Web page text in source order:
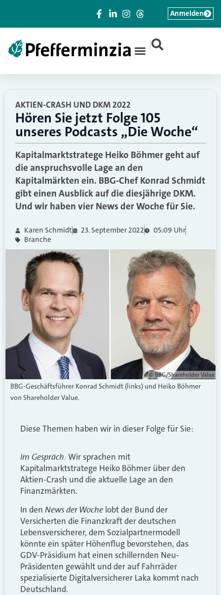
|
Anmelden
AKTIEN-CRASH UND DKM 2022
Hören Sie jetzt Folge 105
unseres Podcasts „Die Woche“
Kapitalmarktstratege Heiko Böhmer geht auf
die anspruchsvolle Lage an den
Kapitalmärkten ein. BBG-Chef Konrad Schmidt
gibt einen Ausblick auf die diesjährige DKM.
Und wir haben vier News der Woche für Sie.
Karen Schmidt 23. September 2022
05:09 Uhr
Branche
© BBG/Shareholder Value
BBG-Geschäftsführer Konrad Schmidt (links) und Heiko Böhmer
von Shareholder Value.
Diese Themen haben wir in dieser Folge für Sie:
Im Gespräch:Wir sprachen mit
Kapitalmarktstratege Heiko Böhmer über den
Aktien-Crash und die aktuelle Lage an den
Finanzmärkten.
In den News der Woche lobt der Bund der
Versicherten die Finanzkraft der deutschen
Lebensversicherer, dem Sozialpartnermodell
könnte ein später Höhenflug bevorstehen, das
GDV-Präsidium hat einen schillernden Neu-
Präsidenten gewählt und der auf Fahrräder
spezialisierte Digitalversicherer Laka kommt nach
Deutschland.